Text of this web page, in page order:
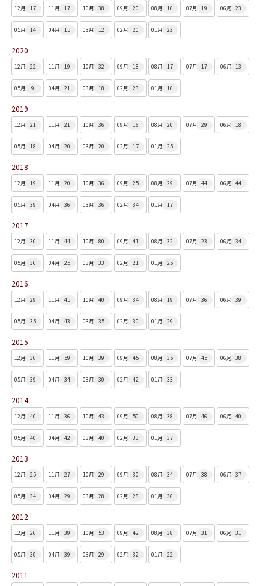
12月 17 11月 17 10月 38 09月 20 08月 16 07月 19 06月 23
05月 14 04月 15 03月 12 02月 20 01月 23
2020
12月 22 11月 19 10月 32 09月 18 08月 17 07月 17 06月 13
05月 9 04月 21 03月 18 02月 23 01月 16
2019
12月 21 11月 21 10月 36 09月 16 08月 20 07月 29 06月 18
05月 18 04月 20 03月 20 02月 17 01月 25
2018
12月 19 11月 20 10月 36 09月 25 08月 29 07月 44 06月 44
05月 39 04月 36 03月 36 02月 34 01月 17
2017
12月 30 11月 44 10月 80 09月 41 08月 32 07月 23 06月 34
05月 36 04月 25 03月 33 02月 21 01月 25
2016
12月 29 11月 45 10月 40 09月 34 08月 19 07月 36 06月 39
05月 35 04月 43 03月 35 02月 30 01月 29
2015
12月 36 11月 59 10月 39 09月 45 08月 35 07月 45 06月 38
05月 39 04月 34 03月 30 02月 42 01月 33
2014
12月 40 11月 36 10月 43 09月 50 08月 38 07月 46 06月 40
05月 40 04月 42 03月 40 02月 33 01月 37
2013
12月 25 11月 27 10月 29 09月 30 08月 34 07月 38 06月 37
05月 34 04月 29 03月 28 02月 28 01月 36
2012
12月 26 11月 39 10月 53 09月 42 08月 38 07月 31 06月 31
05月 30 04月 39 03月 29 02月 32 01月 22
2011